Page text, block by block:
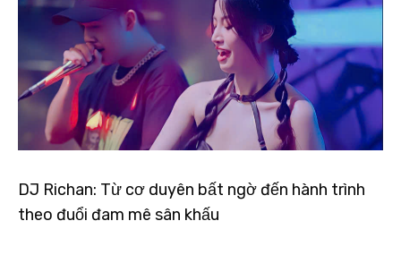
DJ Richan: Từ cơ duyên bất ngờ đến hành trình
theo đuổi đam mê sân khấu